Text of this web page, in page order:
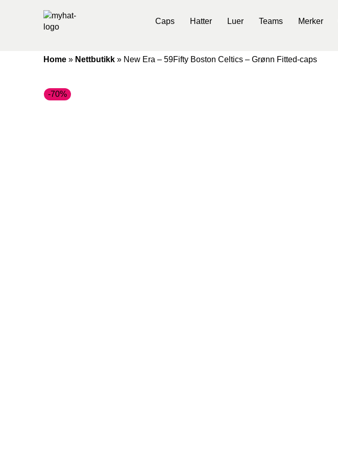
Caps Hatter Luer Teams Merker
Home» Nettbutikk» New Era – 59Fifty Boston Celtics – Grønn Fitted-caps
-70%